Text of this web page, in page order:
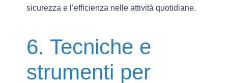
sicurezza e l’efficienza nelle attività quotidiane.
6. Tecniche e
strumenti per